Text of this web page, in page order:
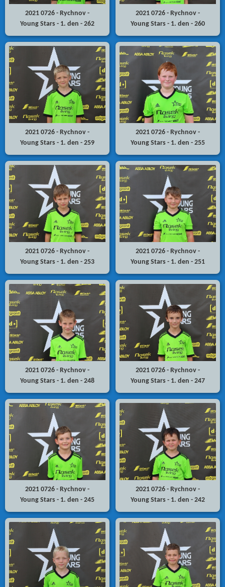
2021 0726 - Rychnov -
Young Stars - 1. den - 262
2021 0726 - Rychnov -
Young Stars - 1. den - 260
2021 0726 - Rychnov -
Young Stars - 1. den - 259
2021 0726 - Rychnov -
Young Stars - 1. den - 255
2021 0726 - Rychnov -
Young Stars - 1. den - 253
2021 0726 - Rychnov -
Young Stars - 1. den - 251
2021 0726 - Rychnov -
Young Stars - 1. den - 248
2021 0726 - Rychnov -
Young Stars - 1. den - 247
2021 0726 - Rychnov -
Young Stars - 1. den - 245
2021 0726 - Rychnov -
Young Stars - 1. den - 242